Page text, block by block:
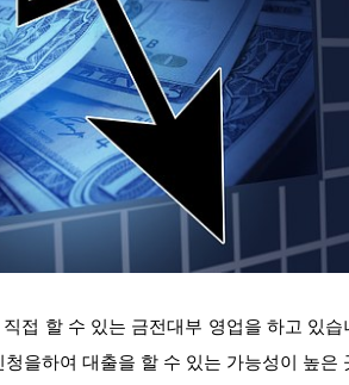
접 할 수 있는 금전대부 영업을 하고 있습
을하여 대출을 할 수 있는 가능성이 높은